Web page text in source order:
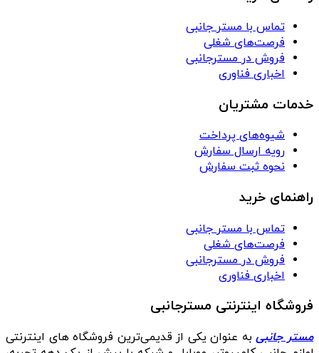
تماس با مستر جانبی
فرصت‌های شغلی
فروش در مسترجانبی
اخباری فناوری
خدمات مشتریان
شیوه‌های پرداخت
رویه ارسال سفارش
نحوه ثبت سفارش
راهنمای خرید
تماس با مستر جانبی
فرصت‌های شغلی
فروش در مسترجانبی
اخباری فناوری
فروشگاه اینترنتی مسترجانبی
مستر جانبیبه عنوان یکی از قدیمی‌ترین فروشگاه های اینترنتی